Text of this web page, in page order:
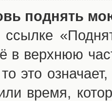
поднять
в верхнюю
это
время,